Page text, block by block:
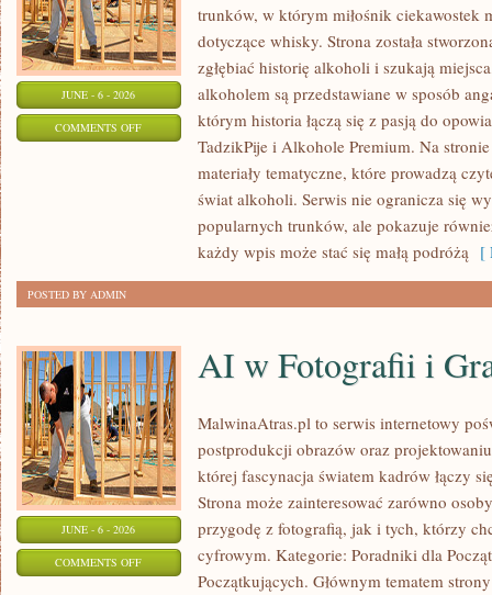
JUNE - 6 - 2026
COMMENTS OFFON
SZAMPANY
trunków, w którym miłośnik ciekawostek
dotyczące whisky. Strona została
zgłębiać historię alkoholi i szukają
alkoholem są przedstawiane w sposób
którym historia łączą się z pasją do
TadzikPije i Alkohole Premium. Na
materiały tematyczne, które prowadzą
świat alkoholi. Serwis nie ogranicza się
popularnych trunków, ale pokazuje
każdy wpis może stać się małą podróżą [
POSTED BY ADMIN
JUNE - 6 - 2026
COMMENTS OFFON
AI w Fotografii i
MalwinaAtras.pl to serwis internetowy
postprodukcji obrazów oraz
której fascynacja światem kadrów łączy
Strona może zainteresować zarówno
przygodę z fotografią, jak i tych, którzy
cyfrowym. Kategorie: Poradniki dla
Początkujących. Głównym tematem